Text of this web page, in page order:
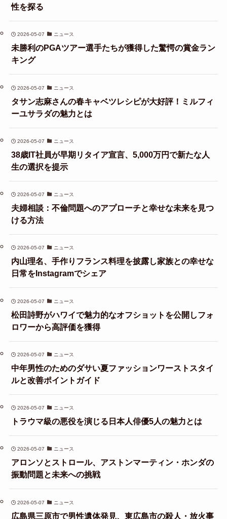
性を探る
2026-05-07 ニュース
未勝利のPGAツアー選手たちが獲得した驚愕の賞金ラン
キング
2026-05-07 ニュース
タサン志麻さんの春キャベツレシピが大好評！ミルフィ
ーユサラダの魅力とは
2026-05-07 ニュース
38歳IT社員が早期リタイア宣言、5,000万円で新たな人
生の選択を提示
2026-05-07 ニュース
夫婦相談：不倫問題へのアプローチと幸せな未来を見つ
ける方法
2026-05-07 ニュース
内山理名、手作りフランス料理を披露し家族との幸せな
日常をInstagramでシェア
2026-05-07 ニュース
松田詩野がハワイで魅力的なオフショットを公開しフォ
ロワーから高評価を獲得
2026-05-07 ニュース
中年男性のためのダサい夏ファッションワーストスタイ
ルと改善ポイントガイド
2026-05-07 ニュース
トラウマ級の悪役を演じる日本人俳優5人の魅力とは
2026-05-07 ニュース
アロンソとストロール、アストンマーティン・ホンダの
振動問題と未来への挑戦
2026-05-07 ニュース
広島県三原市で男性遺体発見、東広島市の殺人・放火事